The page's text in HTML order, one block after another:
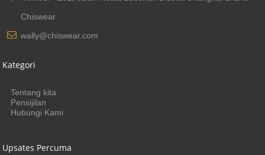
Chiswear
wally@chiswear.com
Kategori
Tentang kita
Pensijilan
Hubungi Kami
Upsates Percuma